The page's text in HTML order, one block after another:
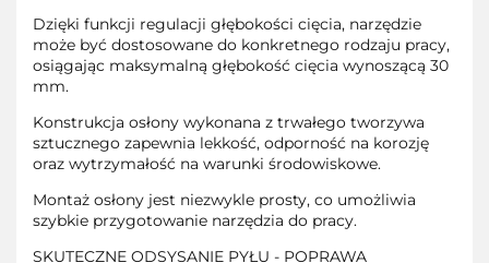
Dzięki funkcji regulacji głębokości cięcia, narzędzie
może być dostosowane do konkretnego rodzaju pracy,
osiągając maksymalną głębokość cięcia wynoszącą 30
mm.
Konstrukcja osłony wykonana z trwałego tworzywa
sztucznego zapewnia lekkość, odporność na korozję
oraz wytrzymałość na warunki środowiskowe.
Montaż osłony jest niezwykle prosty, co umożliwia
szybkie przygotowanie narzędzia do pracy.
SKUTECZNE ODSYSANIE PYŁU - POPRAWA